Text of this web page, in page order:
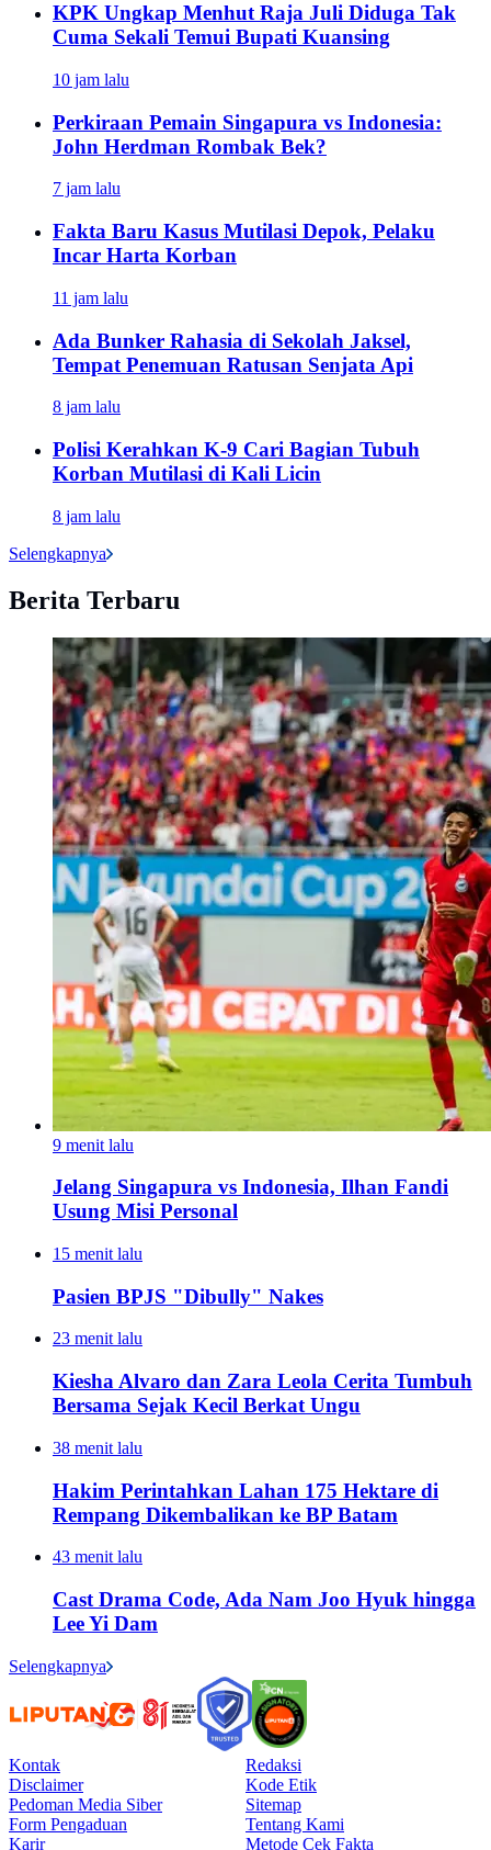
KPK Ungkap Menhut Raja Juli Diduga Tak
Cuma Sekali Temui Bupati Kuansing
10 jam lalu
Perkiraan Pemain Singapura vs Indonesia:
John Herdman Rombak Bek?
7 jam lalu
Fakta Baru Kasus Mutilasi Depok, Pelaku
Incar Harta Korban
11 jam lalu
Ada Bunker Rahasia di Sekolah Jaksel,
Tempat Penemuan Ratusan Senjata Api
8 jam lalu
Polisi Kerahkan K-9 Cari Bagian Tubuh
Korban Mutilasi di Kali Licin
8 jam lalu
Selengkapnya
Berita Terbaru
9 menit lalu
Jelang Singapura vs Indonesia, Ilhan Fandi
Usung Misi Personal
15 menit lalu
Pasien BPJS "Dibully" Nakes
23 menit lalu
Kiesha Alvaro dan Zara Leola Cerita Tumbuh
Bersama Sejak Kecil Berkat Ungu
38 menit lalu
Hakim Perintahkan Lahan 175 Hektare di
Rempang Dikembalikan ke BP Batam
43 menit lalu
Cast Drama Code, Ada Nam Joo Hyuk hingga
Lee Yi Dam
Selengkapnya
Kontak
Redaksi
Disclaimer
Kode Etik
Pedoman Media Siber
Sitemap
Form Pengaduan
Tentang Kami
Karir
Metode Cek Fakta